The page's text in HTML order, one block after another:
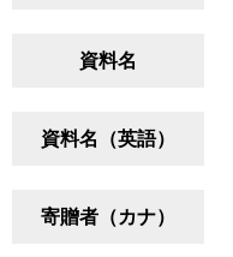
資料名
資料名（英語）
寄贈者（カナ）